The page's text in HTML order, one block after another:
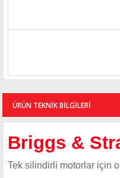
ÜRÜN TEKNİK BİLGİLERİ
Briggs &
Tek silindirli motorlar için